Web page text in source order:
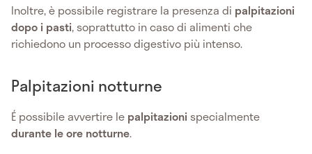
Inoltre, è possibile registrare la presenza di palpitazioni
dopo i pasti, soprattutto in caso di alimenti che
richiedono un processo digestivo più intenso.
Palpitazioni notturne
É possibile avvertire le palpitazioni specialmente
durante le ore notturne.